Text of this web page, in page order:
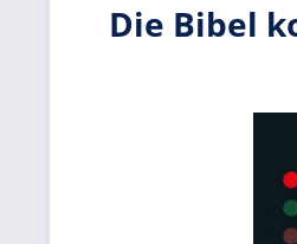
Die Bibel